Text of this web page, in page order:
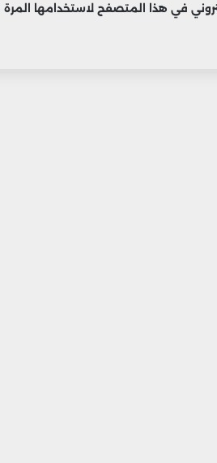
في هذا المتصفح لاستخدامها